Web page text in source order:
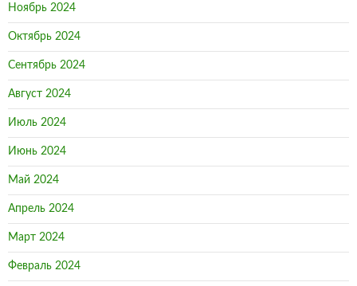
Ноябрь 2024
Октябрь 2024
Сентябрь 2024
Август 2024
Июль 2024
Июнь 2024
Май 2024
Апрель 2024
Март 2024
Февраль 2024